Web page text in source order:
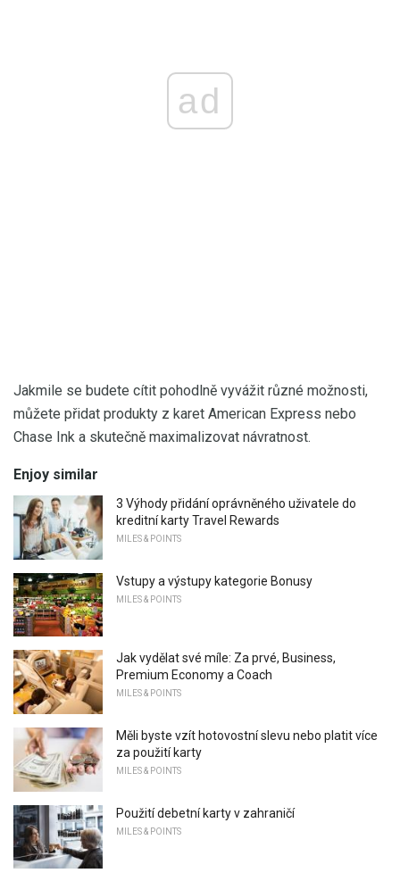
ad
Jakmile se budete cítit pohodlně vyvážit různé možnosti,
můžete přidat produkty z karet American Express nebo
Chase Ink a skutečně maximalizovat návratnost.
Enjoy similar
3 Výhody přidání oprávněného uživatele do
kreditní karty Travel Rewards
MILES & POINTS
Vstupy a výstupy kategorie Bonusy
MILES & POINTS
Jak vydělat své míle: Za prvé, Business,
Premium Economy a Coach
MILES & POINTS
Měli byste vzít hotovostní slevu nebo platit více
za použití karty
MILES & POINTS
Použití debetní karty v zahraničí
MILES & POINTS